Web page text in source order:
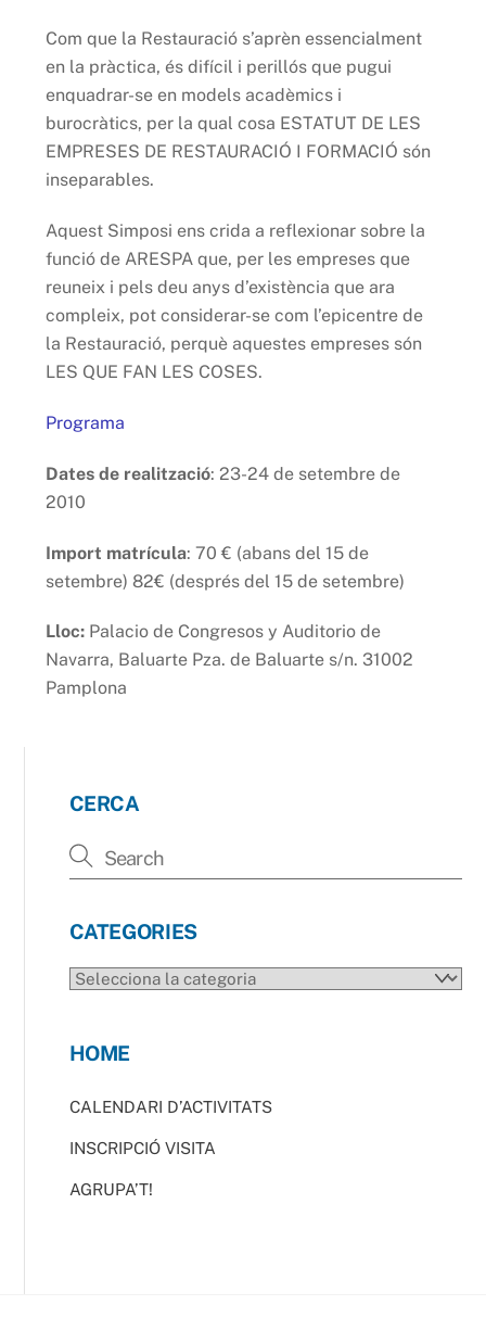
Com que la Restauració s’aprèn essencialment
en la pràctica, és difícil i perillós que pugui
enquadrar-se en models acadèmics i
burocràtics, per la qual cosa ESTATUT DE LES
EMPRESES DE RESTAURACIÓ I FORMACIÓ són
inseparables.
Aquest Simposi ens crida a reflexionar sobre la
funció de ARESPA que, per les empreses que
reuneix i pels deu anys d’existència que ara
compleix, pot considerar-se com l’epicentre de
la Restauració, perquè aquestes empreses són
LES QUE FAN LES COSES.
Programa
Dates de realització: 23-24 de setembre de
2010
Import matrícula: 70 € (abans del 15 de
setembre) 82€ (després del 15 de setembre)
Lloc: Palacio de Congresos y Auditorio de
Navarra, Baluarte Pza. de Baluarte s/n. 31002
Pamplona
CERCA
CATEGORIES
CATEGORIES
HOME
CALENDARI D’ACTIVITATS
INSCRIPCIÓ VISITA
AGRUPA’T!